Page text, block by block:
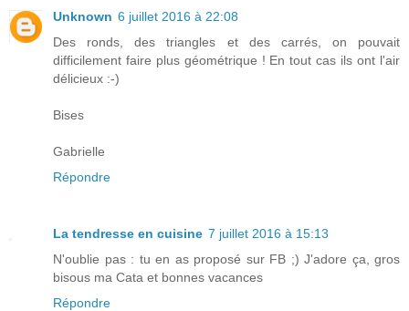
Unknown 6 juillet 2016 à 22:08
Des ronds, des triangles et des carrés, on pouvait
difficilement faire plus géométrique ! En tout cas ils ont l'air
délicieux :-)
Bises
Gabrielle
Répondre
La tendresse en cuisine 7 juillet 2016 à 15:13
N'oublie pas : tu en as proposé sur FB ;) J'adore ça, gros
bisous ma Cata et bonnes vacances
Répondre